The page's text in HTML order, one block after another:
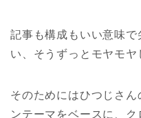
記事も構成もいい意味
い、そうずっとモヤモヤ
そのためにはひつじさ
ンテーマをベースに、